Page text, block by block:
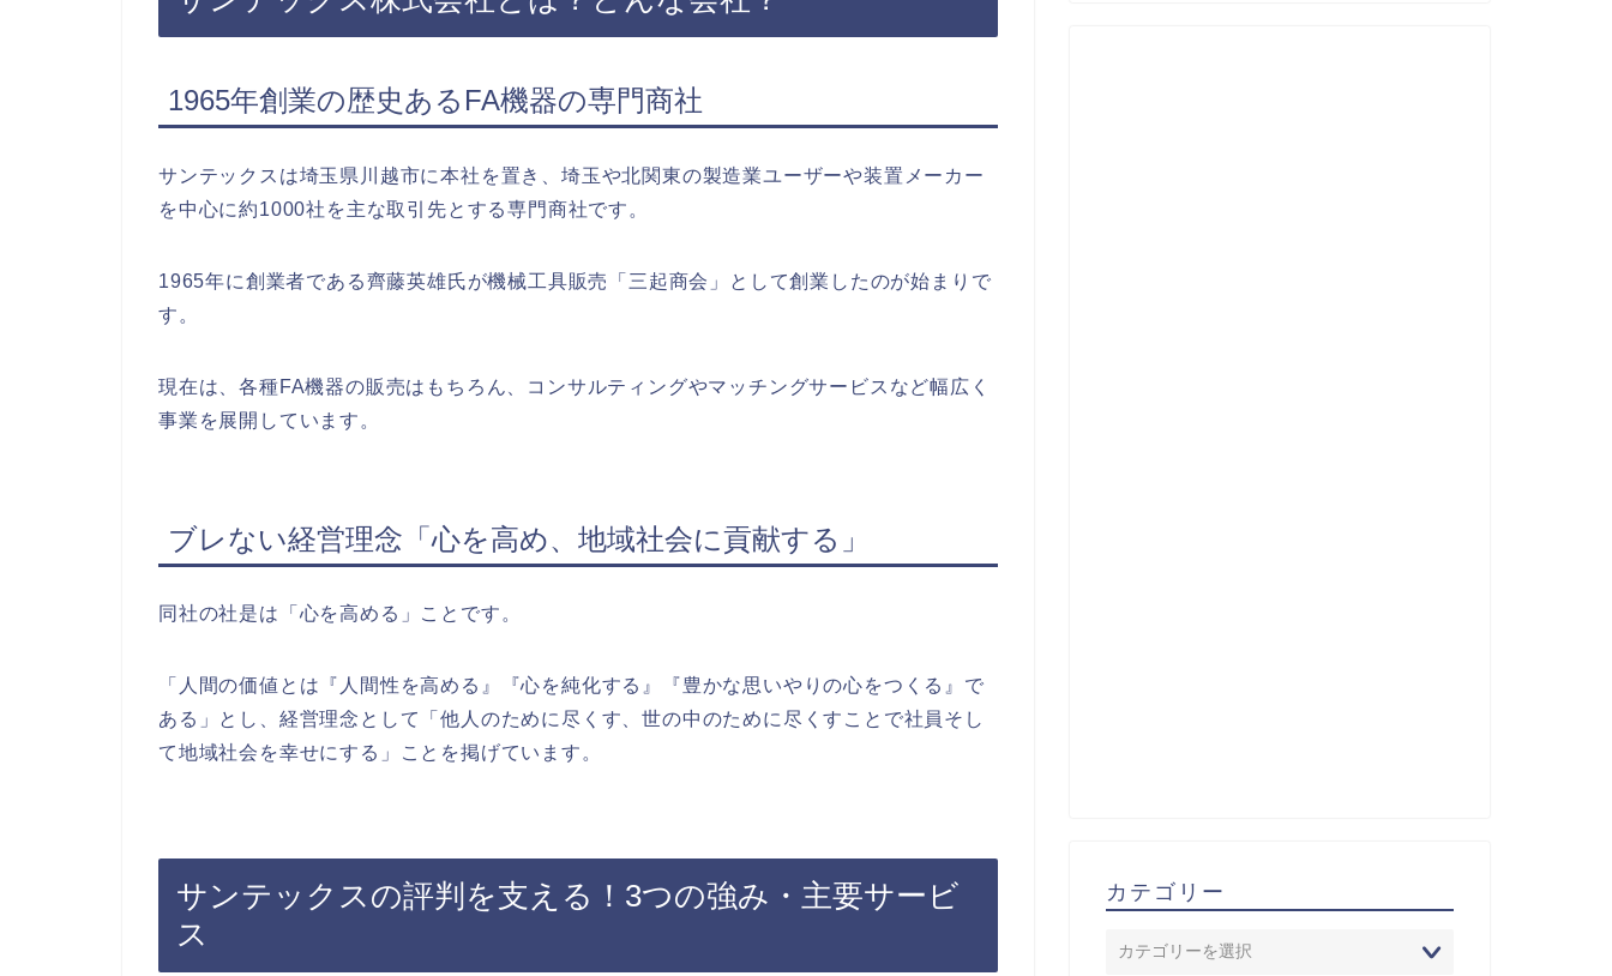
1965年創業の歴史あるFA機器の専門商社
サンテックスは埼玉県川越市に本社を置き、埼玉や北関東の製造業ユーザーや装置メーカー
を中心に約1000社を主な取引先とする専門商社です。
1965年に創業者である齊藤英雄氏が機械工具販売「三起商会」として創業したのが始まりで
す。
現在は、各種FA機器の販売はもちろん、コンサルティングやマッチングサービスなど幅広く
事業を展開しています。
ブレない経営理念「心を高め、地域社会に貢献する」
同社の社是は「心を高める」ことです。
「人間の価値とは『人間性を高める』『心を純化する』『豊かな思いやりの心をつくる』で
ある」とし、経営理念として「他人のために尽くす、世の中のために尽くすことで社員そし
て地域社会を幸せにする」ことを掲げています。
サンテックスの評判を支える！3つの強み・主要サービ
ス
カテゴリー